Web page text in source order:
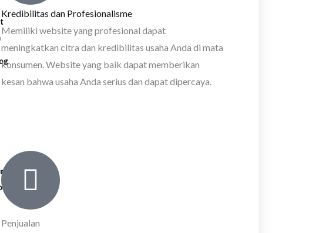
Kredibilitas dan Profesionalisme
Memiliki website yang profesional dapat
meningkatkan citra dan kredibilitas usaha Anda di mata
konsumen. Website yang baik dapat memberikan
kesan bahwa usaha Anda serius dan dapat dipercaya.
Penjualan